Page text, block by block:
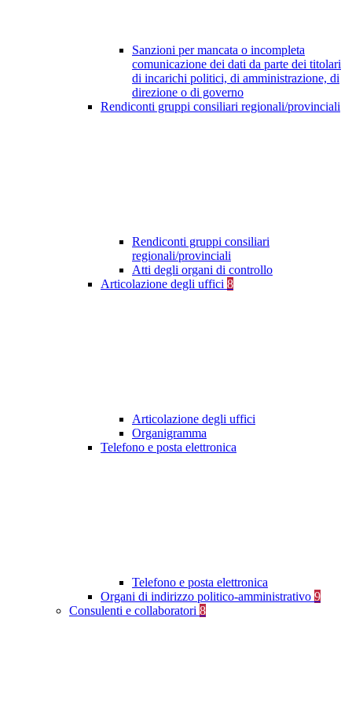
Sanzioni per mancata o incompleta
comunicazione dei dati da parte dei titolari
di incarichi politici, di amministrazione, di
direzione o di governo
Rendiconti gruppi consiliari regionali/provinciali
Rendiconti gruppi consiliari
regionali/provinciali
Atti degli organi di controllo
Articolazione degli uffici 8
Articolazione degli uffici
Organigramma
Telefono e posta elettronica
Telefono e posta elettronica
Organi di indirizzo politico-amministrativo 9
Consulenti e collaboratori 8